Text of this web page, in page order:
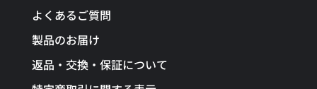
よくあるご質問
製品のお届け
返品・交換・保証について